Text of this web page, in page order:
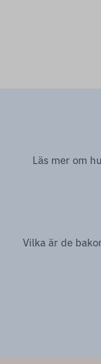
Läs mer om
Vilka är de